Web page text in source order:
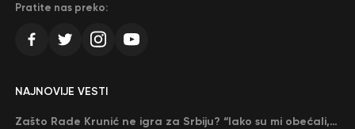
Pratite nas preko:
NAJNOVIJE VESTI
Zašto Rade Krunić ne igra za Srbiju? “Iako su mi obećali, niko me nije zvao…”